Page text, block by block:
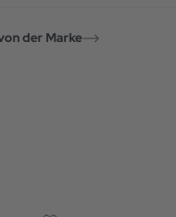
der Marke